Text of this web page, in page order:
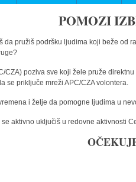
POMOZI
pružiš podršku ljudima koji beže od
CZA) poziva sve koji žele pruže
se priključe mreži APC/CZA volontera.
i želje da pomogne ljudima u
aktivno uključiš u redovne aktivnosti